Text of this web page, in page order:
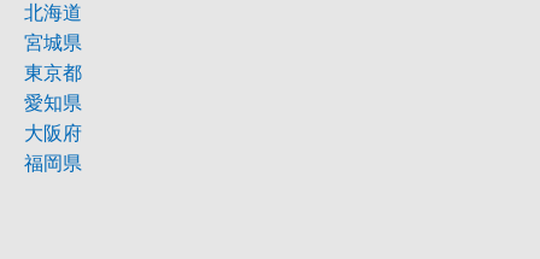
北海道
宮城県
東京都
愛知県
大阪府
福岡県